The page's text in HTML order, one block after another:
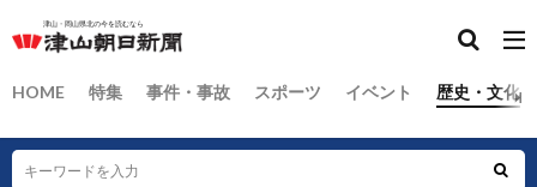
HOME 特集 事件・事故 スポーツ イベント 歴史・文化